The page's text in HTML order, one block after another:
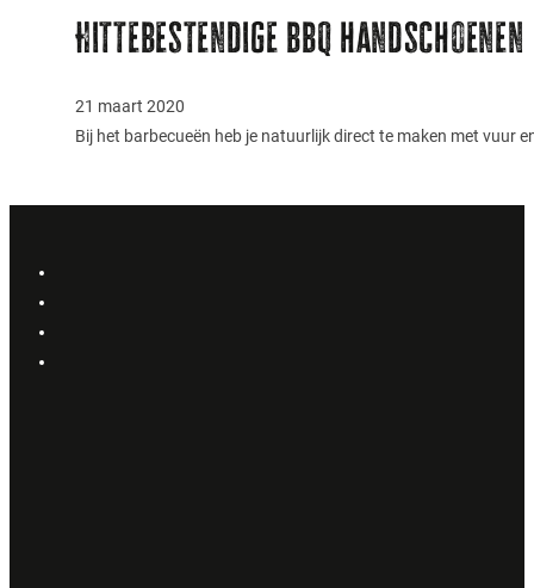
Hittebestendige bbq handschoenen
21 maart 2020
Bij het barbecueën heb je natuurlijk direct te maken met vuur